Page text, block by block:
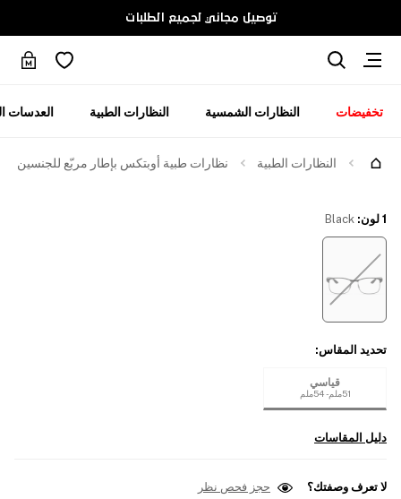
توصيل مجاني لجميع الطلبات
تخفيضات النظارات الشمسية النظارات الطبية العدسات
النظارات الطبية نظارات طبية أوبتكس بإطار مربّع للجنسين
1 لون :
Black
تحديد المقاس:
قياسي
51ملم - 54ملم
دليل المقاسات
لا تعرف وصفتك؟ حجز فحص نظر